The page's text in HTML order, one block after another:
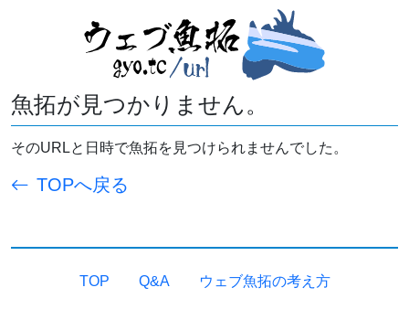
魚拓が見つかりません。
そのURLと日時で魚拓を見つけられませんでした。
TOPへ戻る
TOP Q&A ウェブ魚拓の考え方